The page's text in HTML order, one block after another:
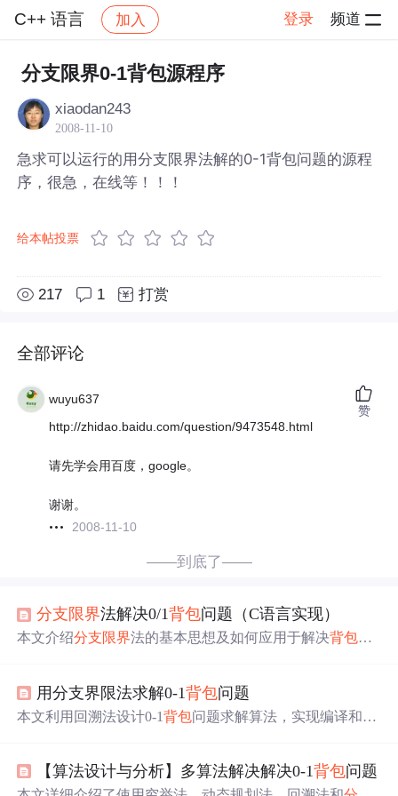
C++ 语言 加入 登录 频道
社区 C++ 语言 帖子详情
分支限界0-1背包源程序
xiaodan243
2008-11-10
急求可以运行的用分支限界法解的0-1背包问题的源程
序，很急，在线等！！！
给本帖投票
217 1 打赏
全部评论
wuyu637
http://zhidao.baidu.com/question/9473548.html
请先学会用百度，google。
谢谢。
2008-11-10
赞
——到底了——
分支限界法解决0/1背包问题（C语言实现）
本文介绍分支限界法的基本思想及如何应用于解决背包问
用分支界限法求解0-1背包问题
本文利用回溯法设计0-1背包问题求解算法，实现编译和运
受递归调用栈空间影响。
【算法设计与分析】多算法解决解决0-1背包问题